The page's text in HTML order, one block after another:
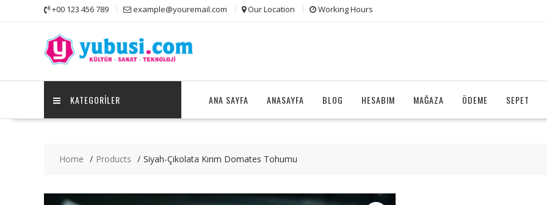
+00 123 456 789 example@youremail.com Our Location Working Hours
KATEGORILER ANA SAYFA ANASAYFA BLOG HESABIM MAĞAZA ÖDEME SEPET
Home Products Siyah-Çikolata Kırım Domates Tohumu